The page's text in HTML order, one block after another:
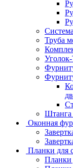
Труба
Штанга
Оконная
Планки для
Планки